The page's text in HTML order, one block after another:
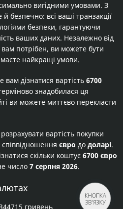
вигідними умовами. З
безпечно: всі ваші транзакції
безпеки, гарантуючи
ваших даних. Незалежно від
потрібен, ви можете бути
найкращі умови.
дізнатися вартість 6700
знадобилася ця
ви можете миттєво перекласти
вартість покупки
співвідношення євро до доларі.
скільки коштує 6700 євро
число 7 серпня 2026.
гривень
КНОПКА
ЗВ'ЯЗКУ